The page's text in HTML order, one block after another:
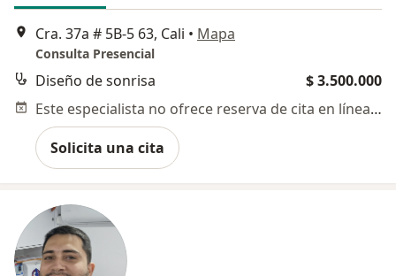
Cra. 37a # 5B-5 63, Cali • Mapa
Consulta Presencial
Diseño de sonrisa
$ 3.500.000
Este especialista no ofrece reserva de cita en línea en esta dirección.
Solicita una cita